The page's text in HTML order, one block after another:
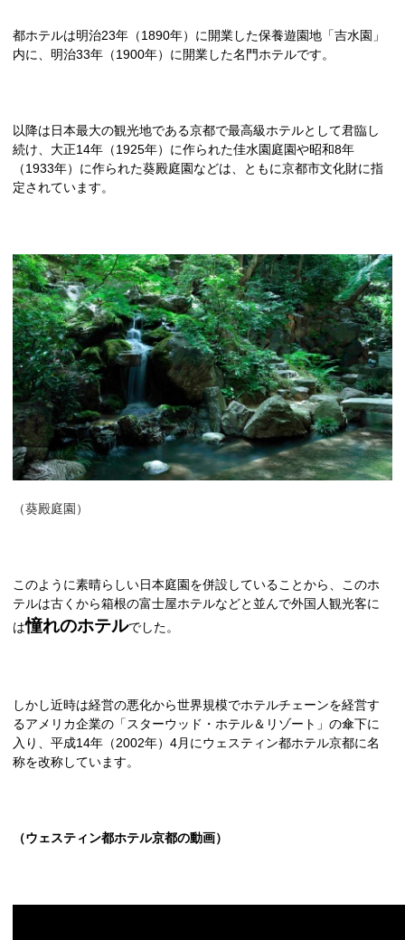
都ホテルは明治23年（1890年）に開業した保養遊園地「吉水園」
内に、明治33年（1900年）に開業した名門ホテルです。
以降は日本最大の観光地である京都で最高級ホテルとして君臨し
続け、大正14年（1925年）に作られた佳水園庭園や昭和8年
（1933年）に作られた葵殿庭園などは、ともに京都市文化財に指
定されています。
（葵殿庭園）
このように素晴らしい日本庭園を併設していることから、このホ
テルは古くから箱根の富士屋ホテルなどと並んで外国人観光客に
は憧れのホテルでした。
しかし近時は経営の悪化から世界規模でホテルチェーンを経営す
るアメリカ企業の「スターウッド・ホテル＆リゾート」の傘下に
入り、平成14年（2002年）4月にウェスティン都ホテル京都に名
称を改称しています。
（ウェスティン都ホテル京都の動画）